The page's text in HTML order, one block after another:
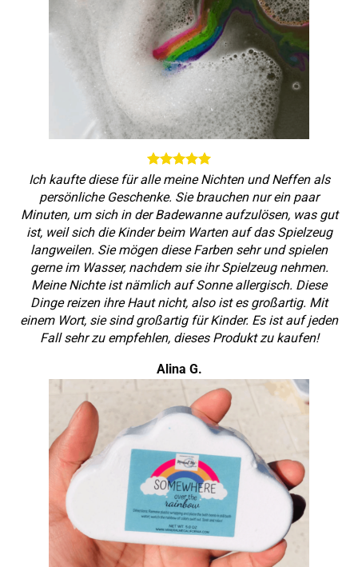
persönliche Geschenke. Sie brauchen nur ein paar
Minuten, um sich in der Badewanne aufzulösen, was gut
ist, weil sich die Kinder beim Warten auf das Spielzeug
langweilen. Sie mögen diese Farben sehr und spielen
gerne im Wasser, nachdem sie ihr Spielzeug nehmen.
Meine Nichte ist nämlich auf Sonne allergisch. Diese
Dinge reizen ihre Haut nicht, also ist es großartig. Mit
einem Wort, sie sind großartig für Kinder. Es ist auf jeden
Fall sehr zu empfehlen, dieses Produkt zu kaufen!
Alina G.